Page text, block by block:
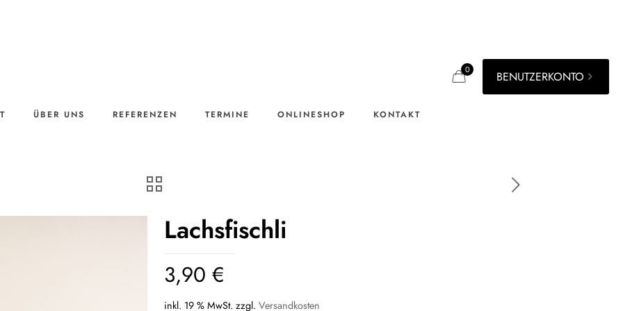
ÜBER UNS REFERENZEN TERMINE ONLINESHOP KONTAKT
0 BENUTZERKONTO
Lachsfischli
3,90 €
inkl. 19 % MwSt. zzgl. Versandkosten